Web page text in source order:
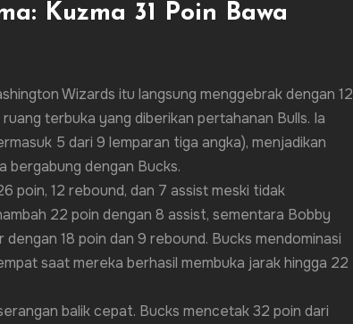
Kuzma 31 Poin Bawa
Wizards itu langsung menggebrak dengan 12
terbuka yang diberikan pertahanan Bulls. Ia
5 dari 9 lemparan tiga angka), menjadikan
bergabung dengan Bucks.
poin, 12 rebound, dan 7 assist meski tidak
22 poin dengan 8 assist, sementara Bobby
18 poin dan 9 rebound. Bucks mendominasi
saat mereka berhasil membuka jarak hingga 22
balik cepat. Bucks mencetak 32 poin dari